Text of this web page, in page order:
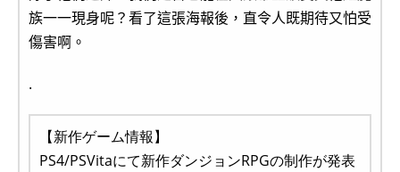
族一一現身呢？看了這張海報後，直令人既期待又怕受
傷害啊。
.
【新作ゲーム情報】
PS4/PSVitaにて新作ダンジョンRPGの制作が発表